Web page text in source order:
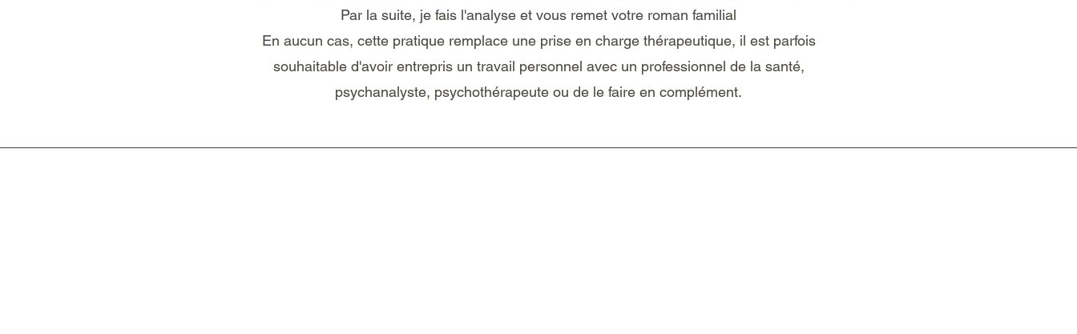
Par la suite, je fais l'analyse et vous remet votre roman familial
En aucun cas, cette pratique remplace une prise en charge thérapeutique, il est parfois
souhaitable d'avoir entrepris un travail personnel avec un professionnel de la santé,
psychanalyste, psychothérapeute ou de le faire en complément.